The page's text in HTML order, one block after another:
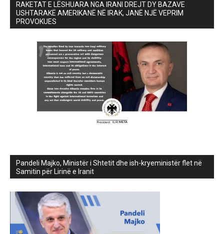
RAKETAT E LËSHUARA NGA IRANI DREJT DY BAZAVE
USHTARAKË AMERIKANË NË IRAK, JANË NJË VEPRIM
PROVOKUES
Pandeli Majko, Ministër i Shtetit dhe ish-kryeministër flet në
Samitin për Lirinë e Iranit